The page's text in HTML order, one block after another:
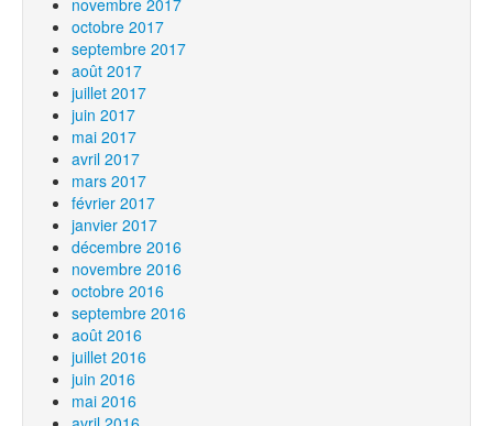
novembre 2017
octobre 2017
septembre 2017
août 2017
juillet 2017
juin 2017
mai 2017
avril 2017
mars 2017
février 2017
janvier 2017
décembre 2016
novembre 2016
octobre 2016
septembre 2016
août 2016
juillet 2016
juin 2016
mai 2016